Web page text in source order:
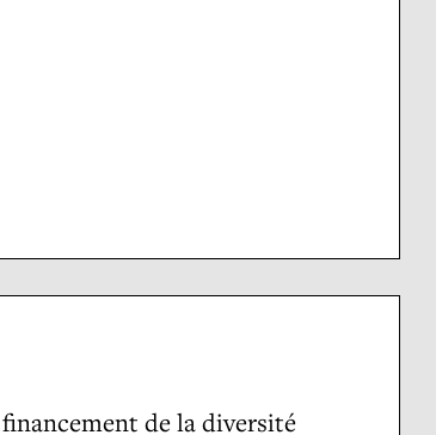
de la diversité